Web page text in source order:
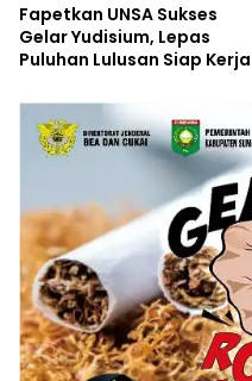
Fapetkan UNSA Sukses
Gelar Yudisium, Lepas
Puluhan Lulusan Siap Kerja